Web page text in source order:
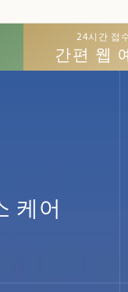
24시간 접
간편 웹
케어